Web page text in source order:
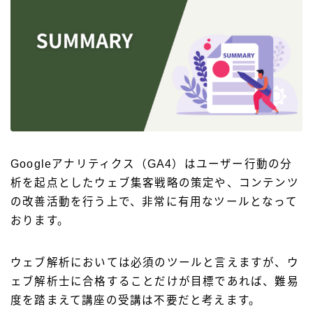
Googleアナリティクス（GA4）はユーザー行動の分
析を起点としたウェブ集客戦略の策定や、コンテンツ
の改善活動を行う上で、非常に有用なツールとなって
おります。
ウェブ解析においては必須のツールと言えますが、ウ
ェブ解析士に合格することだけが目標であれば、難易
度を踏まえて講座の受講は不要だと考えます。
開催日程から逆算した学習がおすすめ